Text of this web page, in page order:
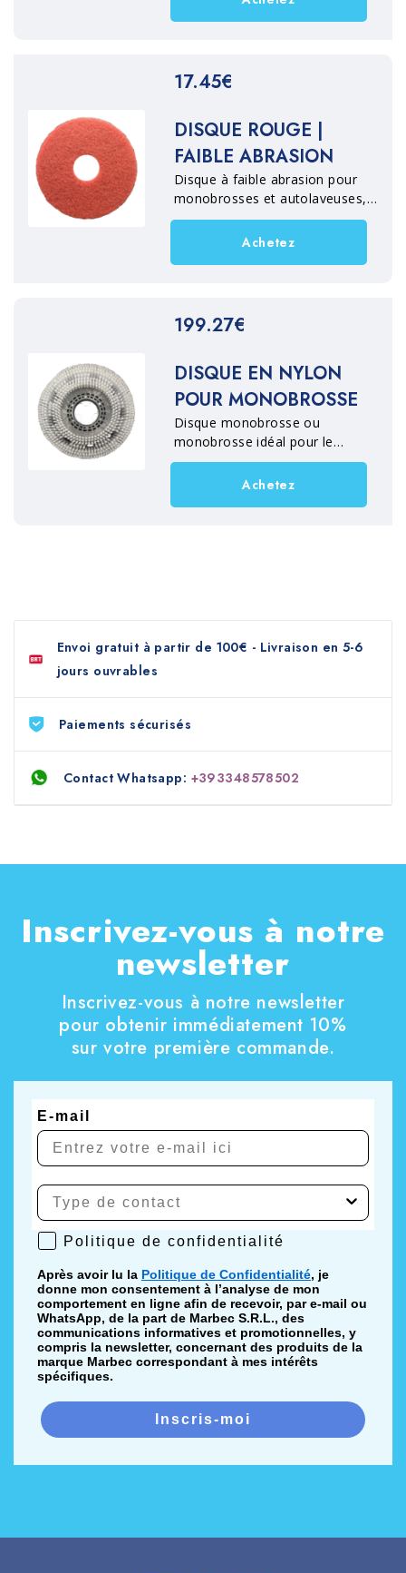
17.45€
DISQUE ROUGE |
FAIBLE ABRASION
Disque à faible abrasion pour
monobrosses et autolaveuses,
idéal pour le nettoyage en
profondeur, le dégraissage et
les sols résilients.
Achetez
199.27€
DISQUE EN NYLON
POUR MONOBROSSE
Disque monobrosse ou
monobrosse idéal pour le
rinçage des sols.
Achetez
Envoi gratuit à partir de 100€ - Livraison en 5-6
jours ouvrables
Paiements sécurisés
Contact Whatsapp: +393348578502
Inscrivez-vous à notre
newsletter
Inscrivez-vous à notre newsletter
pour obtenir immédiatement 10%
sur votre première commande.
E-mail
Politique de confidentialité
Politique de confidentialité
Après avoir lu la Politique de Confidentialité, je
donne mon consentement à l’analyse de mon
comportement en ligne afin de recevoir, par e-mail ou
WhatsApp, de la part de Marbec S.R.L., des
communications informatives et promotionnelles, y
compris la newsletter, concernant des produits de la
marque Marbec correspondant à mes intérêts
spécifiques.
Inscris-moi